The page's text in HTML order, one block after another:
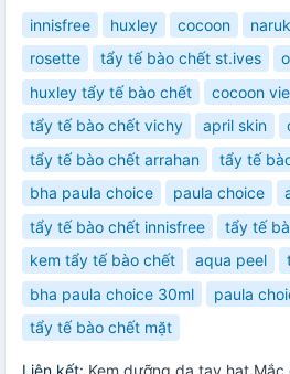
innisfree huxley cocoon
rosette
tẩy tế bào chết st.ives
huxley tẩy tế bào chết
cocoon
tẩy tế bào chết vichy
april skin
tẩy tế bào chết arrahan
tẩy tế
bha paula choice
paula choice
tẩy tế bào chết innisfree
tẩy tế
kem tẩy tế bào chết
aqua peel
bha paula choice 30ml
paula
tẩy tế bào chết mặt
Liên kết: Kem dưỡng da tay hạt